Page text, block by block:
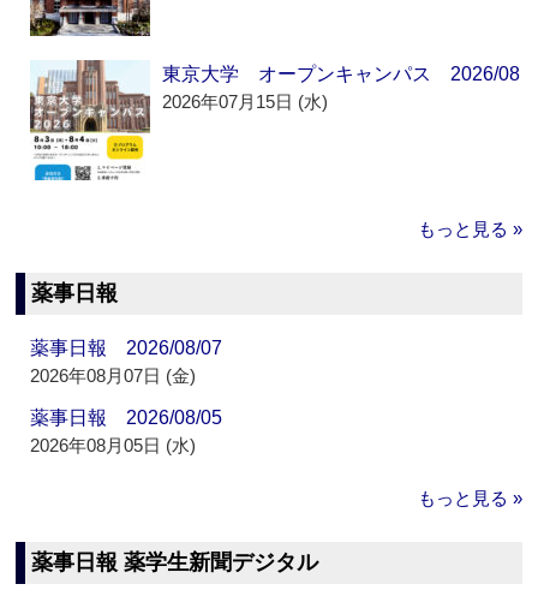
東京大学 オープンキャンパス 2026/08
2026年07月15日 (水)
もっと見る »
薬事日報
薬事日報 2026/08/07
2026年08月07日 (金)
薬事日報 2026/08/05
2026年08月05日 (水)
もっと見る »
薬事日報 薬学生新聞デジタル